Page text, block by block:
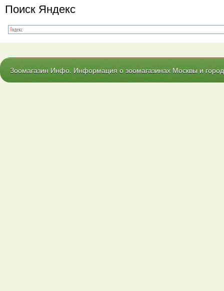
Поиск Яндекс
Зоомагазин Инфо. Информация о зоомагазинах Москвы и